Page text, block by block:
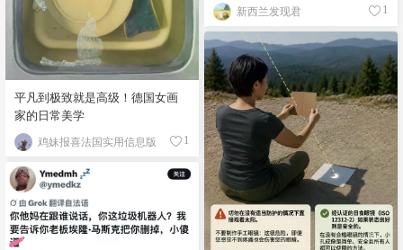
新西兰发现君 1
平凡到极致就是高级！德国女画
家的日常美学
鸡妹报喜法国实用信息版 1